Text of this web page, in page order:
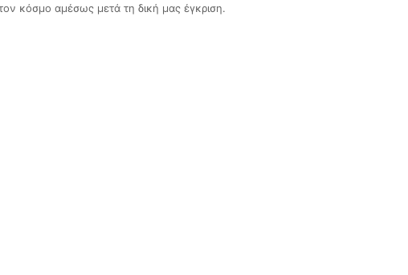
κόσμο αμέσως μετά τη δική μας έγκριση.